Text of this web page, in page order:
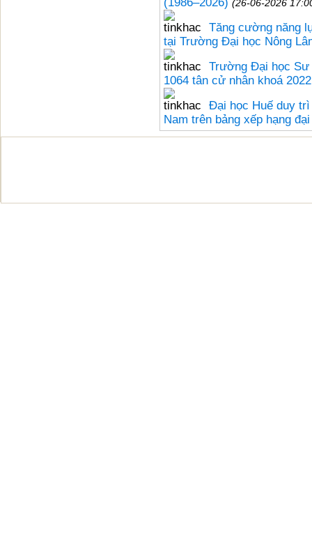
(1986–2026) (26-06-2026
Tăng cường năng
tại Trường Đại học Nông
Trường Đại học Sư
1064 tân cử nhân khoá
Đại học Huế duy
Nam trên bảng xếp hạng